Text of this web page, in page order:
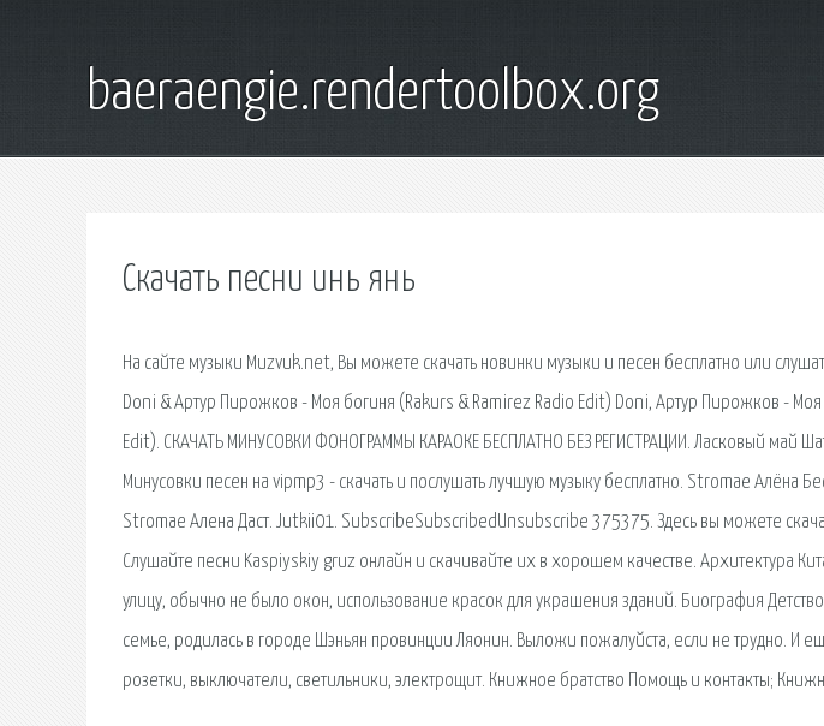
baeraengie.rendertoolbox.org
Скачать песни инь янь
На сайте музыки Muzvuk.net, Вы можете скачать новинки музыки и песен бесплатно или
Doni & Артур Пирожков - Моя богиня (Rakurs & Ramirez Radio Edit) Doni, Артур Пирожков - Моя
Edit). СКАЧАТЬ МИНУСОВКИ ФОНОГРАММЫ КАРАОКЕ БЕСПЛАТНО БЕЗ РЕГИСТРАЦИИ. Ласковый май
Минусовки песен на vipmp3 - скачать и послушать лучшую музыку бесплатно. Stromae Алёна
Stromae Алена Даст. Jutkii01. SubscribeSubscribedUnsubscribe 375375. Здесь вы можете
Слушайте песни Kaspiyskiy gruz онлайн и скачивайте их в хорошем качестве. Архитектура
улицу, обычно не было окон, использование красок для украшения зданий. Биография
семье, родилась в городе Шэньян провинции Ляонин. Выложи пожалуйста, если не трудно. И
розетки, выключатели, светильники, электрощит. Книжное братство Помощь и контакты;